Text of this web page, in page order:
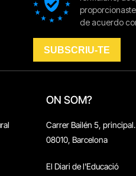
ON SOM?
Carrer Bailén 5, principal.
08010, Barcelona
El Diari de l'Educació